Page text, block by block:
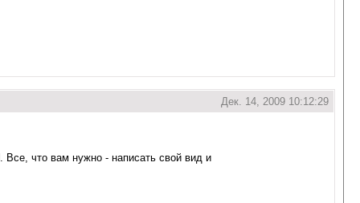
Дек. 14, 2009 10:12:29
Все, что вам нужно - написать свой вид и